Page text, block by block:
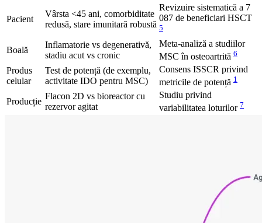
Pacient
Vârsta <45 ani, comorbiditate
redusă, stare imunitară robustă
Revizuire sistematică a 7
087 de beneficiari HSCT
5
Boală
Inflamatorie vs degenerativă,
stadiu acut vs cronic
Meta-analiză a studiilor
MSC în osteoartrită 6
Produs
celular
Test de potență (de exemplu,
activitate IDO pentru MSC)
Consens ISSCR privind
metricile de potență 1
Producție
Flacon 2D vs bioreactor cu
rezervor agitat
Studiu privind
variabilitatea loturilor 7